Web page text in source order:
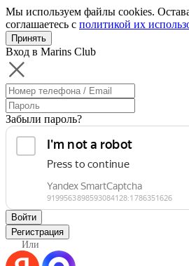
Мы используем файлы cookies.
соглашаетесь с политикой их
Принять
Вход в Marins Club
Забыли пароль?
Войти
Регистрация
Или